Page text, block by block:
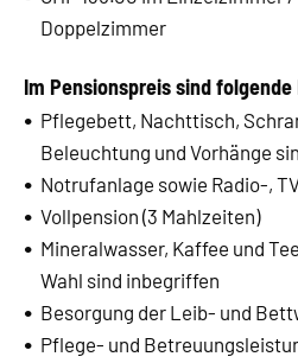
Doppelzimmer
Im Pensionspreis sind
Pflegebett, Nachttisch,
Beleuchtung und Vorhänge
Notrufanlage sowie Radio-,
Vollpension (3 Mahlzeiten)
Mineralwasser, Kaffee und
Wahl sind inbegriffen
Besorgung der Leib- und
Pflege- und